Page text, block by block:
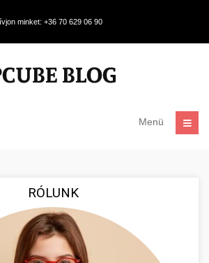
minket: +36 70 629 06 90
Menü
RÓLUNK